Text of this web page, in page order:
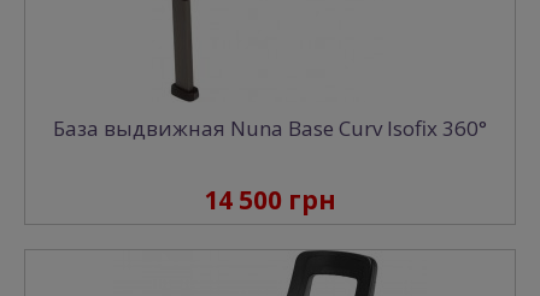
База выдвижная Nuna Base Curv Isofix 360°
14 500 грн